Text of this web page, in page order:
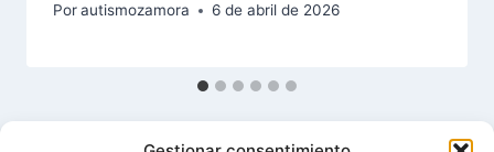
Porautismozamora 6 de abril de 2026